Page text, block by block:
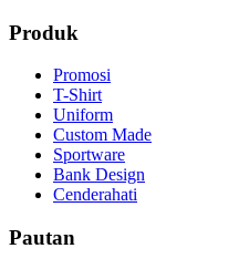
Produk
Promosi
T-Shirt
Uniform
Custom Made
Sportware
Bank Design
Cenderahati
Pautan